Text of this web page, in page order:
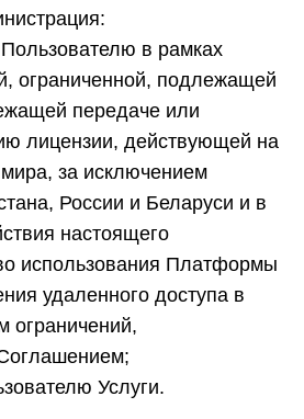
в рамках
ограниченной, подлежащей
передаче или
лицензии, действующей на
за исключением
России и Беларуси и в
настоящего
использования Платформы
удаленного доступа в
ограничений,
Услуги.